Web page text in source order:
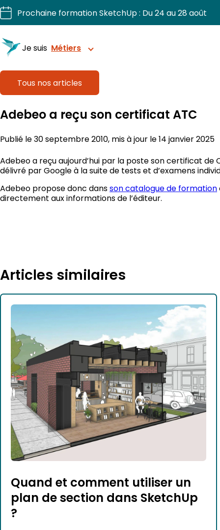
Aller
au
contenu
Prochaine formation SketchUp : Du 24 au 28 août
Je suis Métiers
Visualisez et organisez vos extérieurs.
Pilotez vos chantiers 3D en confiance
Tous nos articles
Adebeo a reçu son certificat ATC
Publié le 30 septembre 2010, mis à jour le 14 janvier 2025
Adebeo a reçu aujourd’hui par la poste son certificat
délivré par Google à la suite de tests et d’examens
Adebeo propose donc dans son catalogue de formation
directement aux informations de l’éditeur.
Articles similaires
Quand et comment utiliser un
plan de section dans SketchUp
?